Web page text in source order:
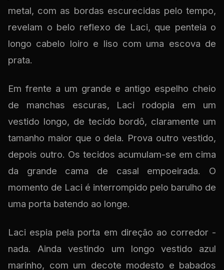
metal, com as bordas escurecidas pelo tempo,
revelam o belo reflexo de Laci, que penteia o
longo cabelo loiro e liso com uma escova de
prata.
Em frente a um grande e antigo espelho cheio
de manchas escuras, Laci rodopia em um
vestido longo, de tecido bordô, claramente um
tamanho maior que o dela. Prova outro vestido,
depois outro. Os tecidos acumulam-se em cima
da grande cama de casal empoeirada. O
momento de Laci é interrompido pelo barulho de
uma porta batendo ao longe.
Laci espia pela porta em direção ao corredor -
nada. Ainda vestindo um longo vestido azul
marinho, com um decote modesto e babados